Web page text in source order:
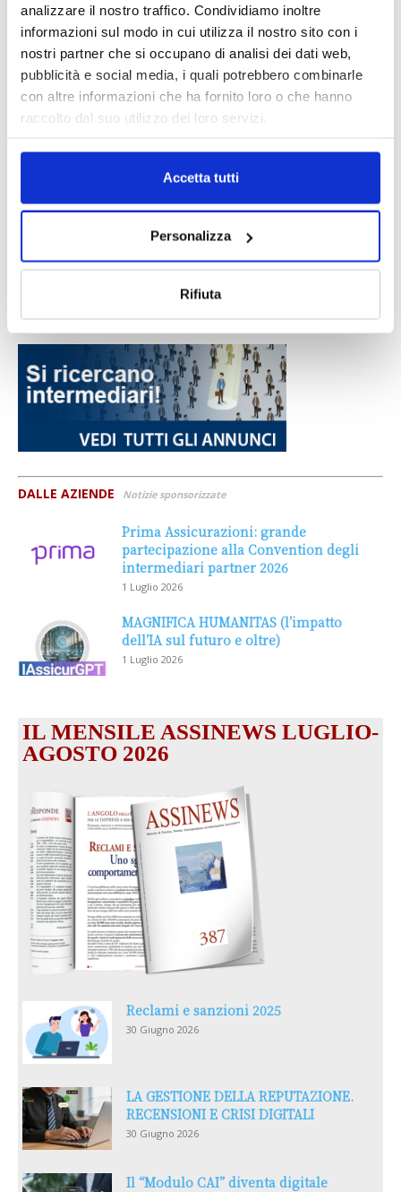
analizzare il nostro traffico. Condividiamo inoltre
informazioni sul modo in cui utilizza il nostro sito con i
nostri partner che si occupano di analisi dei dati web,
pubblicità e social media, i quali potrebbero combinarle
con altre informazioni che ha fornito loro o che hanno
raccolto dal suo utilizzo dei loro servizi.
Accetta tutti
Personalizza
Rifiuta
DALLE AZIENDE Notizie sponsorizzate
Prima Assicurazioni: grande
partecipazione alla Convention degli
intermediari partner 2026
1 Luglio 2026
MAGNIFICA HUMANITAS (l’impatto
dell’IA sul futuro e oltre)
1 Luglio 2026
IL MENSILE ASSINEWS LUGLIO-
AGOSTO 2026
Reclami e sanzioni 2025
30 Giugno 2026
LA GESTIONE DELLA REPUTAZIONE.
RECENSIONI E CRISI DIGITALI
30 Giugno 2026
Il “Modulo CAI” diventa digitale